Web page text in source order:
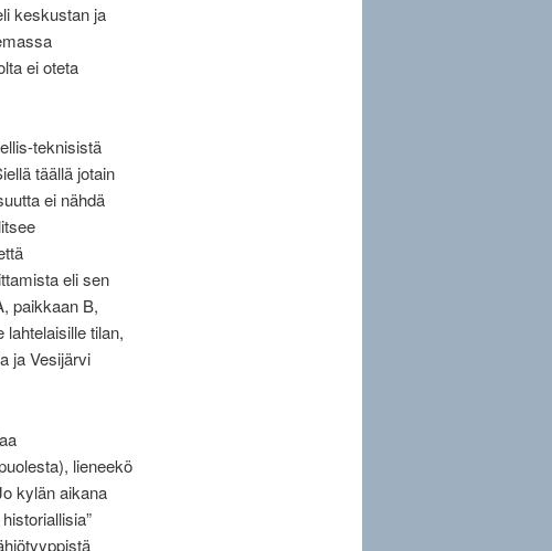
keskustan ja
ei oteta
teknisistä
täällä jotain
ei nähdä
eli sen
paikkaan B,
tilan,
ja Vesijärvi
lieneekö
kylän aikana